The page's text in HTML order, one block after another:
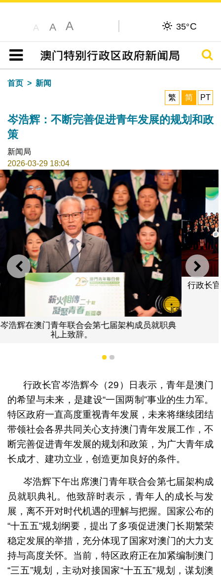
A A A 35°C
目录
搜寻
首页
新闻
繁
简 PT
岑浩辉：不断完善促进青年发展的规划和政
策
新闻局
2026-03-29 18:04
上一则 下一
行政长官岑浩辉出席澳门青年联合会第七届架构成
典礼。
职典
1 2
行政长官岑浩辉今（29）日表示，青年是澳门
的希望与未来，是建设“一国两制”事业的生力军。
特区政府一直高度重视青年发展，未来将继续团结
带领社会各界共同关心支持澳门青年发展工作，不
断完善促进青年发展的规划和政策，为广大青年成
长成才、建功立业，创造更加良好的条件。
岑浩辉下午出席澳门青年联合会第七届架构成
员就职典礼。他致辞时表示，青年人的成长与发
展，离不开对时代机遇的理解与把握。国家公布的
“十五五”规划纲要，提出了多项促进澳门长期繁荣
稳定发展的举措，充分体现了国家对澳门的大力支
持与高度关怀。当前，特区政府正在加紧编制澳门
“三五”规划，主动对接国家“十五五”规划，谋划澳